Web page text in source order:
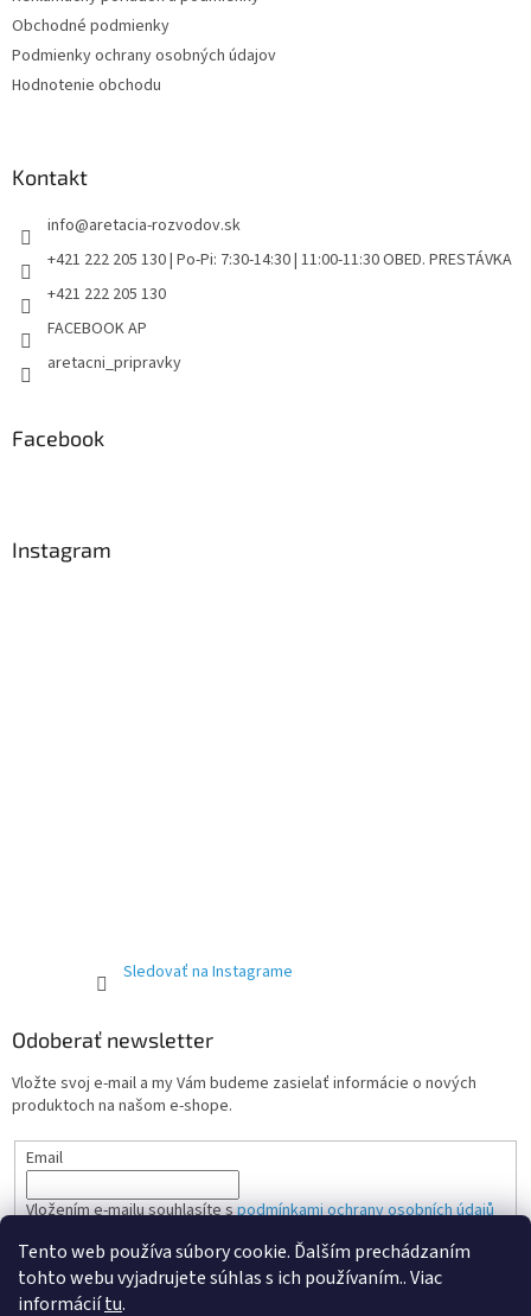
Tento web používa súbory cookie. Ďalším prechádzaním
tohto webu vyjadrujete súhlas s ich používaním.. Viac
informáciítu.
Obchodné podmienky
Podmienky ochrany osobných údajov
Hodnotenie obchodu
Kontakt
info@aretacia-rozvodov.sk
+421 222 205 130 | Po-Pi: 7:30-14:30 | 11:00-11:30 OBED. PRESTÁVKA
+421 222 205 130
FACEBOOK AP
aretacni_pripravky
Facebook
Instagram
Sledovať na Instagrame
Odoberať newsletter
Vložte svoj e-mail a my Vám budeme zasielať informácie o nových
produktoch na našom e-shope.
Email
Vložením e-mailu souhlasíte spodmínkami ochrany osobních údajů
PRIHLÁSIŤ SA